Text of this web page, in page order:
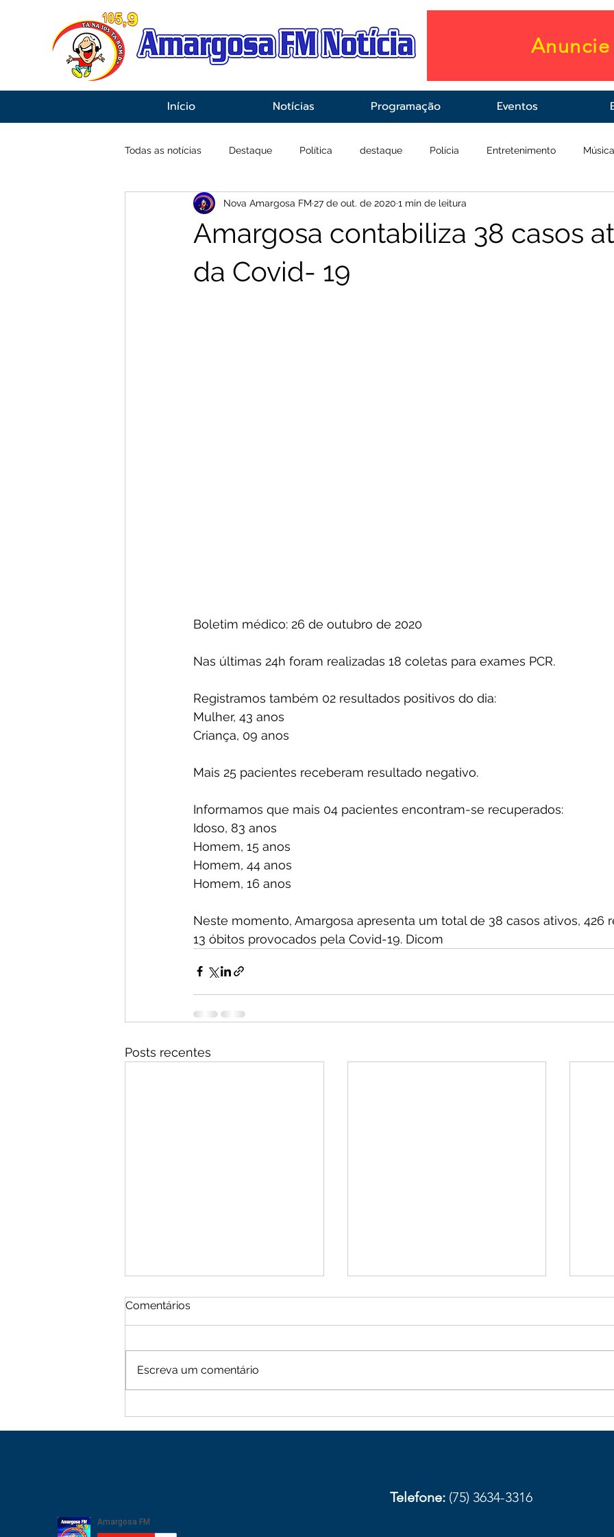
Início Notícias Programação Eventos
Todas as notícias Destaque Política destaque Polícia Entretenimento Música
Economia Esportes Infraestrutura Saúde
Amargosa contabiliza 38 casos
da Covid- 19
Nova Amargosa FM 27 de out. de 2020 1 min de leitura
Boletim médico: 26 de outubro de 2020
Nas últimas 24h foram realizadas 18 coletas para exames PCR.
Registramos também 02 resultados positivos do dia:
Mulher, 43 anos
Criança, 09 anos
Mais 25 pacientes receberam resultado negativo.
Informamos que mais 04 pacientes encontram-se recuperados:
Idoso, 83 anos
Homem, 15 anos
Homem, 44 anos
Homem, 16 anos
Neste momento, Amargosa apresenta um total de 38 casos ativos, 426
13 óbitos provocados pela Covid-19. Dicom
Posts recentes
Comentários
Escreva um comentário
Telefone: (75) 3634-3316